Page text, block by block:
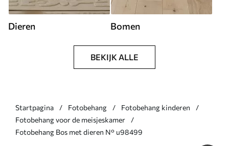
Dieren Bomen
BEKIJK ALLE
Startpagina Fotobehang
Fotobehang kinderen
Fotobehang voor de meisjeskamer
Fotobehang Bos met dieren N° u98499